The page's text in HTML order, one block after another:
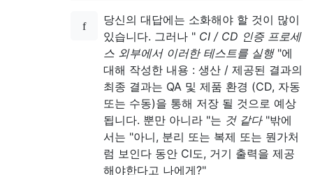
당신의 대답에는 소화해야 할 것이 많이
있습니다. 그러나 " CI / CD 인증 프로세
스 외부에서 이러한 테스트를 실행"에
대해 작성한 내용 : 생산 / 제공된 결과의
최종 결과는 QA 및 제품 환경 (CD, 자동
또는 수동)을 통해 저장 될 것으로 예상
됩니다. 뿐만 아니라 "는 것 같다"밖에
서는 "아니, 분리 또는 복제 또는 뭔가처
럼 보인다 동안 CI도, 거기 출력을 제공
해야한다고 나에게?"